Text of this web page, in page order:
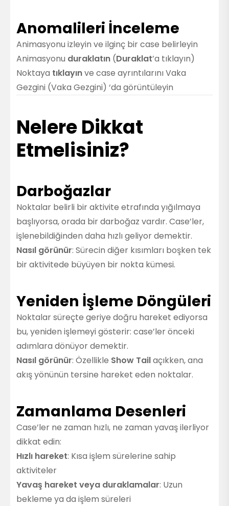
Anomalileri İnceleme
Animasyonu izleyin ve ilginç bir case belirleyin
Animasyonu duraklatın (Duraklat’a tıklayın)
Noktaya tıklayınve case ayrıntılarınıVaka
Gezgini (Vaka Gezgini) ‘da görüntüleyin
Nelere Dikkat
Etmelisiniz?
Darboğazlar
Noktalar belirli bir aktivite etrafında yığılmaya
başlıyorsa, orada bir darboğaz vardır. Case’ler,
işlenebildiğinden daha hızlı geliyor demektir.
Nasıl görünür: Sürecin diğer kısımları boşken tek
bir aktivitede büyüyen bir nokta kümesi.
Yeniden İşleme Döngüleri
Noktalar süreçte geriye doğru hareket ediyorsa
bu, yeniden işlemeyi gösterir: case’ler önceki
adımlara dönüyor demektir.
Nasıl görünür: Özellikle Show Tailaçıkken, ana
akış yönünün tersine hareket eden noktalar.
Zamanlama Desenleri
Case’ler ne zaman hızlı, ne zaman yavaş ilerliyor
dikkat edin:
Hızlı hareket: Kısa işlem sürelerine sahip
aktiviteler
Yavaş hareket veya duraklamalar: Uzun
bekleme ya da işlem süreleri